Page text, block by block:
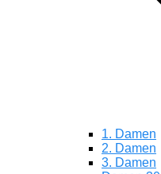
1. Damen
2. Damen
3. Damen